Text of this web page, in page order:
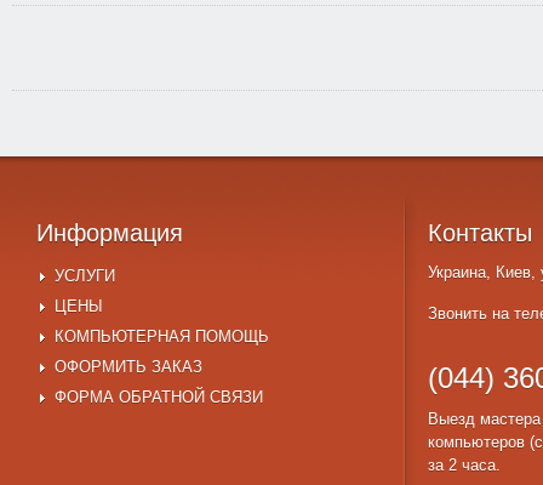
Информация
УСЛУГИ
ЦЕНЫ
КОМПЬЮТЕРНАЯ ПОМОЩЬ
ОФОРМИТЬ ЗАКАЗ
ФОРМА ОБРАТНОЙ СВЯЗИ
Контакты
Украина,
Звонить на
(044)
Выезд
компьютеров
за 2 часа.